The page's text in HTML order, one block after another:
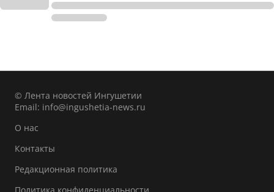
© Лента новостей Ингушетии
Email: info@ingushetia-news.ru
О нас
Контакты
Редакционная политика